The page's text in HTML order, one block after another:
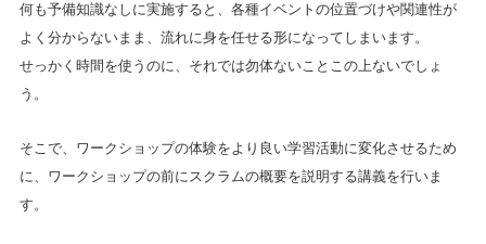
何も予備知識なしに実施すると、各種イベントの位置づけや関連性が
よく分からないまま、流れに身を任せる形になってしまいます。
せっかく時間を使うのに、それでは勿体ないことこの上ないでしょ
う。
そこで、ワークショップの体験をより良い学習活動に変化させるため
に、ワークショップの前にスクラムの概要を説明する講義を行いま
す。